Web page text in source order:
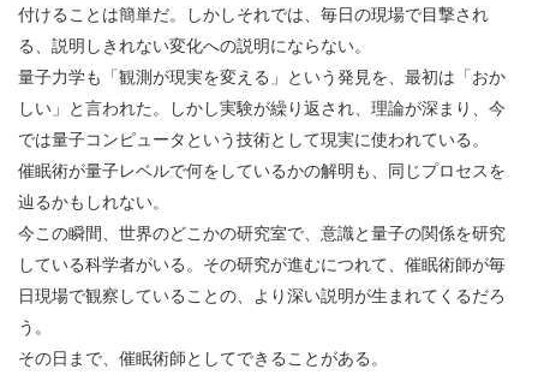
付けることは簡単だ。しかしそれでは、毎日の現場で目撃され
る、説明しきれない変化への説明にならない。
量子力学も「観測が現実を変える」という発見を、最初は「おか
しい」と言われた。しかし実験が繰り返され、理論が深まり、今
では量子コンピュータという技術として現実に使われている。
催眠術が量子レベルで何をしているかの解明も、同じプロセスを
辿るかもしれない。
今この瞬間、世界のどこかの研究室で、意識と量子の関係を研究
している科学者がいる。その研究が進むにつれて、催眠術師が毎
日現場で観察していることの、より深い説明が生まれてくるだろ
う。
その日まで、催眠術師としてできることがある。